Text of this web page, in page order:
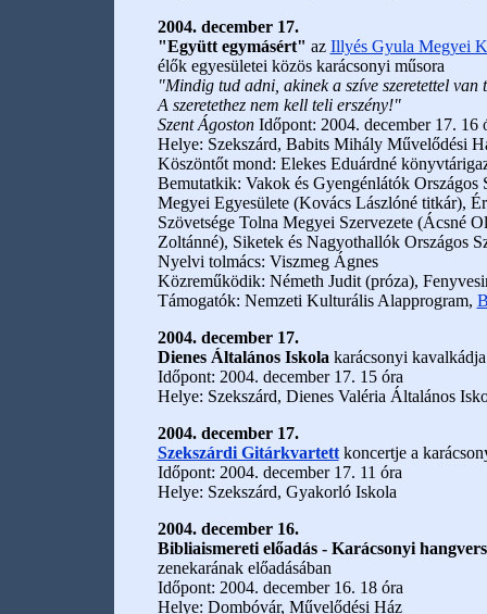
2004. december 17.
"Együtt egymásért" az Illyés Gyula Megyei
élők egyesületei közös karácsonyi műsora
"Mindig tud adni, akinek a szíve szeretettel van
A szeretethez nem kell teli erszény!"
Szent ÁgostonIdőpont: 2004. december 17. 16
Helye: Szekszárd, Babits Mihály Művelődési
Köszöntőt mond: Elekes Eduárdné
Bemutatkik: Vakok és Gyengénlátók Országos
Megyei Egyesülete (Kovács Lászlóné titkár),
Szövetsége Tolna Megyei Szervezete (Ácsné
Zoltánné), Siketek és Nagyothallók Országos
Nyelvi tolmács: Viszmeg Ágnes
Közreműködik: Németh Judit (próza),
Támogatók: Nemzeti Kulturális Alapprogram,
2004. december 17.
Dienes Általános Iskola karácsonyi kavalkádja
Időpont: 2004. december 17. 15 óra
Helye: Szekszárd, Dienes Valéria Általános
2004. december 17.
Szekszárdi Gitárkvartettkoncertje a
Időpont: 2004. december 17. 11 óra
Helye: Szekszárd, Gyakorló Iskola
2004. december 16.
Bibliaismereti előadás - Karácsonyi
zenekarának előadásában
Időpont: 2004. december 16. 18 óra
Helye: Dombóvár, Művelődési Ház